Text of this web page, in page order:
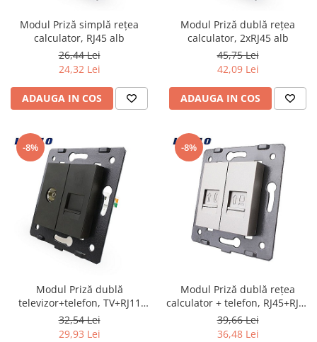
Modul Priză simplă rețea
calculator, RJ45 alb
26,44 Lei
24,32 Lei
ADAUGA IN COS
Modul Priză dublă reţea
calculator, 2xRJ45 alb
45,75 Lei
42,09 Lei
ADAUGA IN COS
-8%
Modul Priză dublă
televizor+telefon, TV+RJ11
negru
32,54 Lei
29,93 Lei
-8%
Modul Priză dublă reţea
calculator + telefon, RJ45+RJ11
gri
39,66 Lei
36,48 Lei